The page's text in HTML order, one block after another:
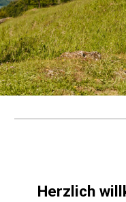
Herzlich